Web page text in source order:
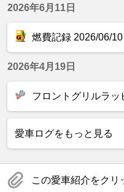
2026年6月11日
燃費記録 2026/06/10
2026年4月19日
フロントグリルラッ
愛車ログをもっと見る
この愛車紹介をクリ